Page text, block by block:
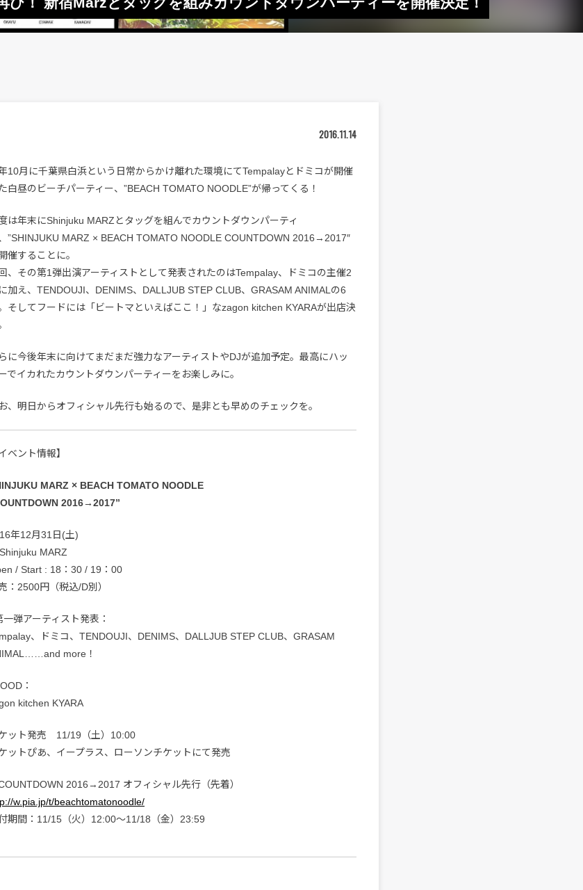
2016.11.14
10月に千葉県白浜という日常からかけ離れた環境にてTempalayとドミコが開催
白昼のビーチパーティー、”BEACH TOMATO NOODLE”が帰ってくる！
は年末にShinjuku MARZとタッグを組んでカウントダウンパーティ
”SHINJUKU MARZ × BEACH TOMATO NOODLE COUNTDOWN 2016→2017″
催することに。
、その第1弾出演アーティストとして発表されたのはTempalay、ドミコの主催2
加え、TENDOUJI、DENIMS、DALLJUB STEP CLUB、GRASAM ANIMALの6
そしてフードには「ビートマといえばここ！」なzagon kitchen KYARAが出店決
に今後年末に向けてまだまだ強力なアーティストやDJが追加予定。最高にハッ
でイカれたカウントダウンパーティーをお楽しみに。
、明日からオフィシャル先行も始るので、是非とも早めのチェックを。
イベント情報】
MARZ × BEACH TOMATO NOODLE
2016→2017”
年12月31日(土)
MARZ
/ Start : 18：30 / 19：00
：2500円（税込/D別）
一弾アーティスト発表：
、ドミコ、TENDOUJI、DENIMS、DALLJUB STEP CLUB、GRASAM
more！
：
kitchen KYARA
ット発売 11/19（土）10:00
ットぴあ、イープラス、ローソンチケットにて発売
2016→2017 オフィシャル先行（先着）
w.pia.jp/t/beachtomatonoodle/
期間：11/15（火）12:00～11/18（金）23:59